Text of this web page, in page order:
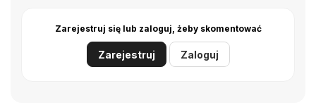
Zarejestruj się lub zaloguj, żeby skomentować
Zarejestruj Zaloguj